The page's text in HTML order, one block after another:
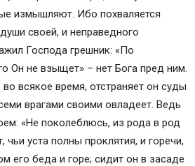
измышляют. Ибо похваляется
своей, и неправедного
Господа грешник: «По
Он не взыщет» – нет Бога пред ним.
всякое время, отстраняет он суды
врагами своими овладеет. Ведь
«Не поколеблюсь, из рода в род
чьи уста полны проклятия, и горечи,
его беда и горе; сидит он в засаде